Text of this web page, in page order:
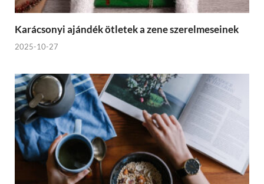
Karácsonyi ajándék ötletek a zene szerelmeseinek
2025-10-27